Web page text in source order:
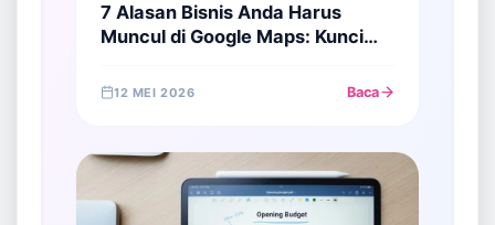
7 Alasan Bisnis Anda Harus
Muncul di Google Maps: Kunci
Lokal
12 MEI 2026 Baca